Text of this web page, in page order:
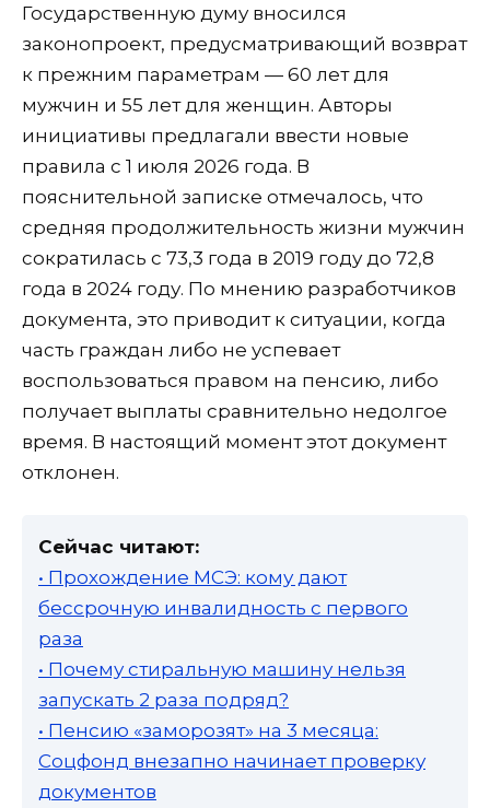
Государственную думу вносился
законопроект, предусматривающий возврат
к прежним параметрам — 60 лет для
мужчин и 55 лет для женщин. Авторы
инициативы предлагали ввести новые
правила с 1 июля 2026 года. В
пояснительной записке отмечалось, что
средняя продолжительность жизни мужчин
сократилась с 73,3 года в 2019 году до 72,8
года в 2024 году. По мнению разработчиков
документа, это приводит к ситуации, когда
часть граждан либо не успевает
воспользоваться правом на пенсию, либо
получает выплаты сравнительно недолгое
время. В настоящий момент этот документ
отклонен.
Сейчас читают:
• Прохождение МСЭ: кому дают
бессрочную инвалидность с первого
раза
• Почему стиральную машину нельзя
запускать 2 раза подряд?
• Пенсию «заморозят» на 3 месяца:
Соцфонд внезапно начинает проверку
документов